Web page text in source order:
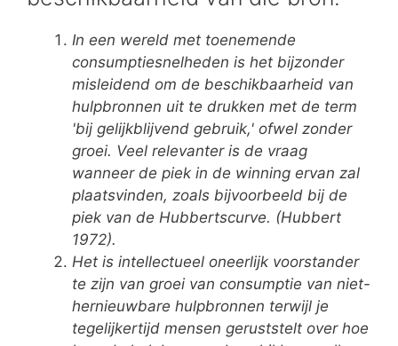
In een wereld met toenemende
consumptiesnelheden is het bijzonder
misleidend om de beschikbaarheid van
hulpbronnen uit te drukken met de term
'bij gelijkblijvend gebruik,' ofwel zonder
groei. Veel relevanter is de vraag
wanneer de piek in de winning ervan zal
plaatsvinden, zoals bijvoorbeeld bij de
piek van de Hubbertscurve. (Hubbert
1972).
Het is intellectueel oneerlijk voorstander
te zijn van groei van consumptie van niet-
hernieuwbare hulpbronnen terwijl je
tegelijkertijd mensen geruststelt over hoe